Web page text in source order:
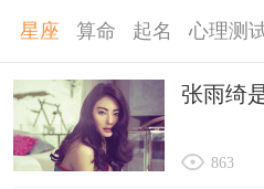
星座 算命 起名 心理测
张雨绮
863